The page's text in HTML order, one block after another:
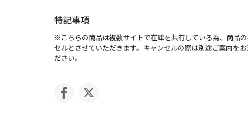
特記事項
※こちらの商品は複数サイトで在庫を共有している為、商品
セルとさせていただきます。キャンセルの際は別途ご案内を
ださい。